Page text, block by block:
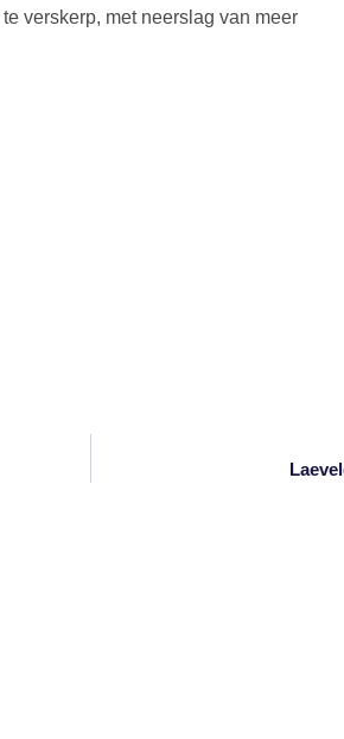
verskerp, met neerslag van meer